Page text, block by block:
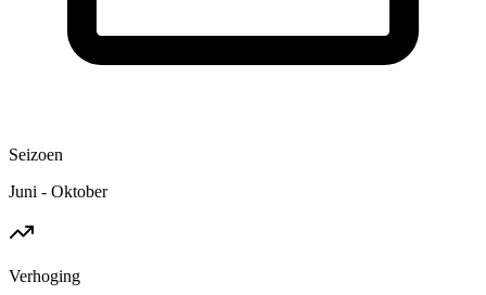
Seizoen
Juni - Oktober
Verhoging